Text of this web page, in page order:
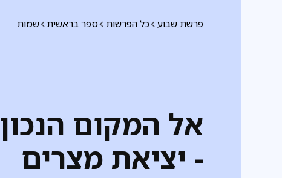
שמות ספר בראשית כל הפרשות פרשת שבוע
אל המקום הנכון
- יציאת מצרים